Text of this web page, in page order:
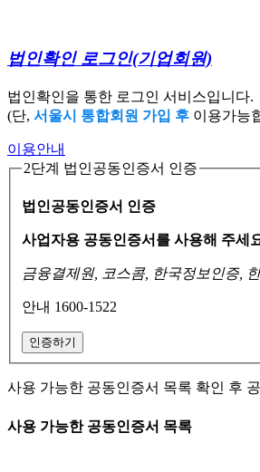
법인확인 로그인(기업회원)
법인확인을 통한 로그인 서비스입니다.
(단, 서울시 통합회원 가입 후 이용가능
이용안내
2단계 법인공동인증서 인증
법인공동인증서 인증
사업자용 공동인증서를 사용해 주세
금융결제원, 코스콤, 한국정보인증,
안내 1600-1522
인증하기
사용 가능한 공동인증서 목록 확인 후
사용 가능한 공동인증서 목록